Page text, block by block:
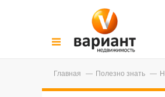
Главная Полезно знать